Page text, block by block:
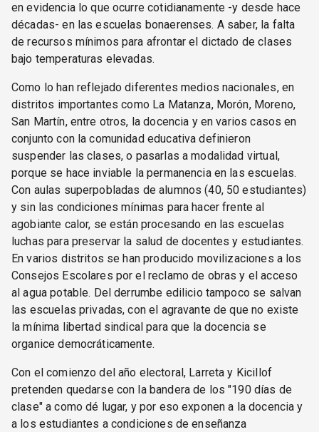
en evidencia lo que ocurre cotidianamente -y desde hace
décadas- en las escuelas bonaerenses. A saber, la falta
de recursos mínimos para afrontar el dictado de clases
bajo temperaturas elevadas.
Como lo han reflejado diferentes medios nacionales, en
distritos importantes como La Matanza, Morón, Moreno,
San Martín, entre otros, la docencia y en varios casos en
conjunto con la comunidad educativa definieron
suspender las clases, o pasarlas a modalidad virtual,
porque se hace inviable la permanencia en las escuelas.
Con aulas superpobladas de alumnos (40, 50 estudiantes)
y sin las condiciones mínimas para hacer frente al
agobiante calor, se están procesando en las escuelas
luchas para preservar la salud de docentes y estudiantes.
En varios distritos se han producido movilizaciones a los
Consejos Escolares por el reclamo de obras y el acceso
al agua potable. Del derrumbe edilicio tampoco se salvan
las escuelas privadas, con el agravante de que no existe
la mínima libertad sindical para que la docencia se
organice democráticamente.
Con el comienzo del año electoral, Larreta y Kicillof
pretenden quedarse con la bandera de los "190 días de
clase" a como dé lugar, y por eso exponen a la docencia y
a los estudiantes a condiciones de enseñanza